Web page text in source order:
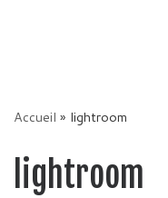
Accueil » lightroom
lightroom